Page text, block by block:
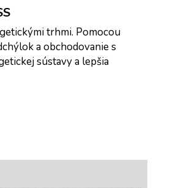
trhmi. Pomocou
a obchodovanie s
sústavy a lepšia